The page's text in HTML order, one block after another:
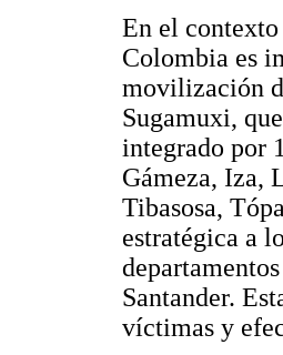
En el
Colombia es
movilización
Sugamuxi,
integrado por
Gámeza, Iza,
Tibasosa,
estratégica a
Santander.
víctimas y